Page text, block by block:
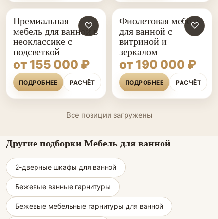
♡
Премиальная
мебель для ванной в
неоклассике с
подсветкой
от 155 000 ₽
ПОДРОБНЕЕ РАСЧЁТ
♡
Фиолетовая мебель
для ванной с
витриной и
зеркалом
от 190 000 ₽
ПОДРОБНЕЕ РАСЧЁТ
Все позиции загружены
Другие подборки Мебель для ванной
2-дверные шкафы для ванной
Бежевые ванные гарнитуры
Бежевые мебельные гарнитуры для ванной